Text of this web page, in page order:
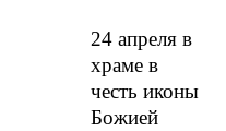
24 апреля в
храме в
честь иконы
Божией